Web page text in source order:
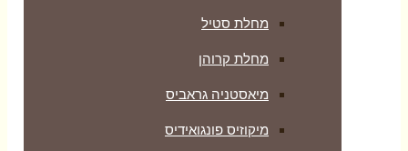
מחלת סטיל
מחלת קרוהן
מיאסטניה גראביס
מיקוזיס פונגואידיס